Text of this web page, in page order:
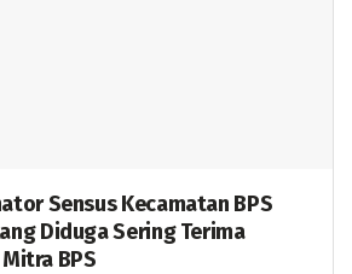
Sensus Kecamatan BPS
Diduga Sering Terima
BPS